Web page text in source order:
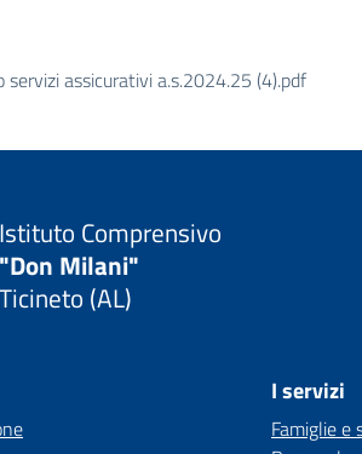
assicurativi a.s.2024.25 (4).pdf
Istituto Comprensivo
"Don Milani"
Ticineto (AL)
I servizi
Famiglie e